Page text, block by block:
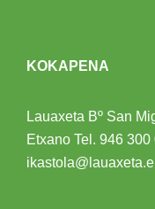
KOKAPENA
Lauaxeta Bº San
Etxano Tel. 946 300